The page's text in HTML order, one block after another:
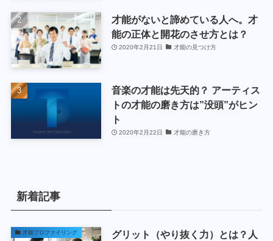
才能がないと諦めている人へ。才
能の正体と開花のさせ方とは？
2020年2月21日 才能の見つけ方
音楽の才能は先天的？ アーティス
トの才能の磨き方は”没頭”がヒン
ト
2020年2月22日 才能の磨き方
新着記事
才能プロファイリング
グリット（やり抜く力）とは？人